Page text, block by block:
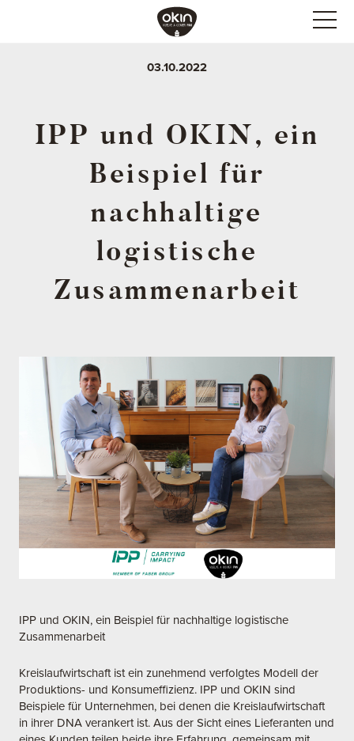
03.10.2022
IPP und OKIN, ein
Beispiel für
nachhaltige
logistische
Zusammenarbeit
IPP und OKIN, ein Beispiel für nachhaltige logistische
Zusammenarbeit
Kreislaufwirtschaft ist ein zunehmend verfolgtes Modell der
Produktions- und Konsumeffizienz. IPP und OKIN sind
Beispiele für Unternehmen, bei denen die Kreislaufwirtschaft
in ihrer DNA verankert ist. Aus der Sicht eines Lieferanten und